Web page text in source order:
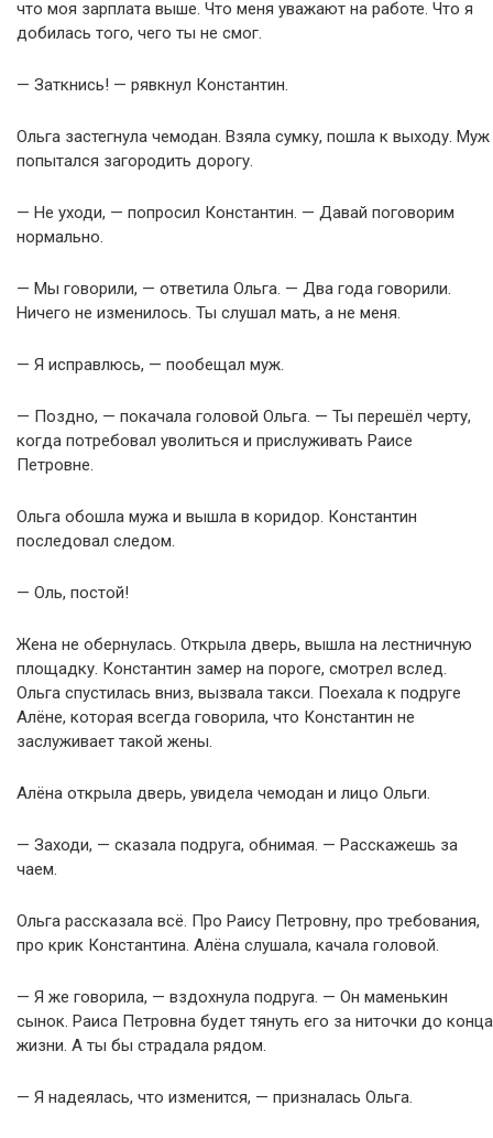
что моя зарплата выше. Что меня уважают на работе. Что я
добилась того, чего ты не смог.
— Заткнись! — рявкнул Константин.
Ольга застегнула чемодан. Взяла сумку, пошла к выходу. Муж
попытался загородить дорогу.
— Не уходи, — попросил Константин. — Давай поговорим
нормально.
— Мы говорили, — ответила Ольга. — Два года говорили.
Ничего не изменилось. Ты слушал мать, а не меня.
— Я исправлюсь, — пообещал муж.
— Поздно, — покачала головой Ольга. — Ты перешёл черту,
когда потребовал уволиться и прислуживать Раисе
Петровне.
Ольга обошла мужа и вышла в коридор. Константин
последовал следом.
— Оль, постой!
Жена не обернулась. Открыла дверь, вышла на лестничную
площадку. Константин замер на пороге, смотрел вслед.
Ольга спустилась вниз, вызвала такси. Поехала к подруге
Алёне, которая всегда говорила, что Константин не
заслуживает такой жены.
Алёна открыла дверь, увидела чемодан и лицо Ольги.
— Заходи, — сказала подруга, обнимая. — Расскажешь за
чаем.
Ольга рассказала всё. Про Раису Петровну, про требования,
про крик Константина. Алёна слушала, качала головой.
— Я же говорила, — вздохнула подруга. — Он маменькин
сынок. Раиса Петровна будет тянуть его за ниточки до конца
жизни. А ты бы страдала рядом.
— Я надеялась, что изменится, — призналась Ольга.